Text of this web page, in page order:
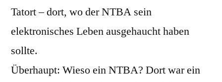
Tatort – dort, wo der NTBA sein
elektronisches Leben ausgehaucht haben
sollte.
Überhaupt: Wieso ein NTBA? Dort war ein